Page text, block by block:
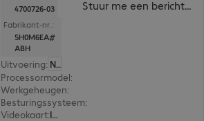
4700726-03
Fabrikant-nr.:
5H0M6EA#
ABH
Uitvoering:
Nederland
Processormodel:
Werkgeheugen:
Besturingssysteem:
Videokaart: Intel UHD Graphics
Stuur me een bericht